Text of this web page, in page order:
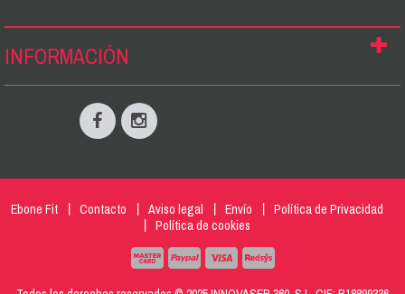
INFORMACIÓN
Ebone Fit Contacto Aviso legal Envío
Política de Privacidad
Política de cookies